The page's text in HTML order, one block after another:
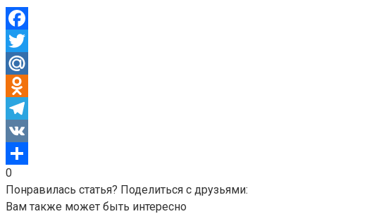
Facebook
Twitter
Mail.Ru
Odnoklassniki
Telegram
VK
Отправить
0
Понравилась статья? Поделиться с друзьями:
Вам также может быть интересно